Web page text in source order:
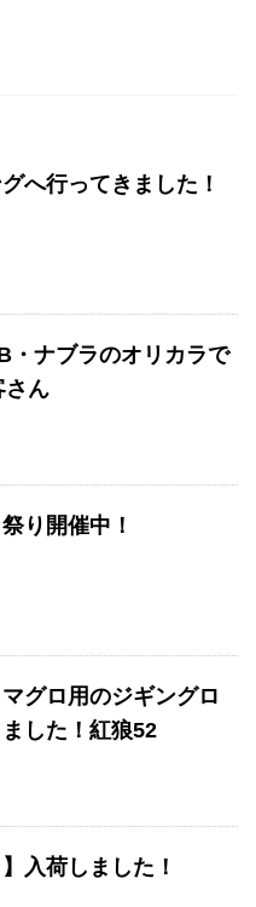
へ行ってきました！
・ナブラのオリカラで
さん
り開催中！
グロ用のジギングロ
した！紅狼52
入荷しました！